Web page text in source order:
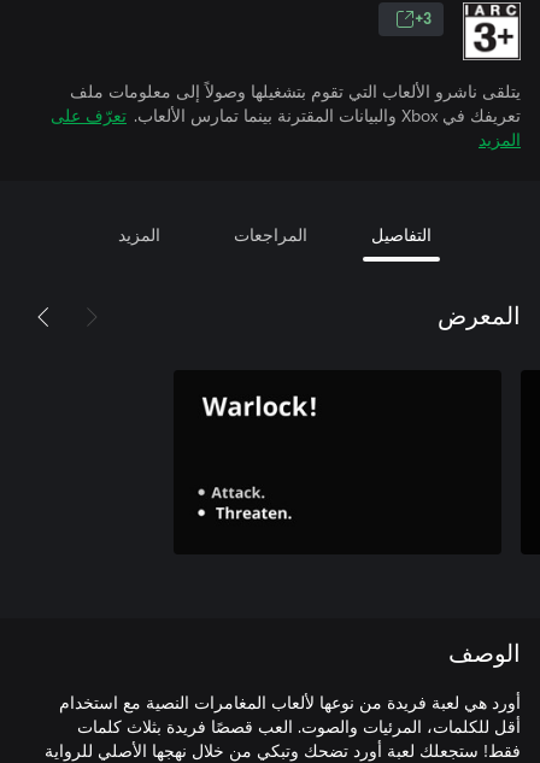
3+
يتلقى ناشرو الألعاب التي تقوم بتشغيلها وصولاً إلى معلومات ملف
تعريفك في Xbox والبيانات المقترنة بينما تمارس الألعاب.
تعرّف على
المزيد
التفاصيل المراجعات المزيد
المعرض
الوصف
أورد هي لعبة فريدة من نوعها لألعاب المغامرات النصية مع استخدام
أقل للكلمات، المرئيات والصوت. العب قصصًا فريدة بثلاث كلمات
فقط! ستجعلك لعبة أورد تضحك وتبكي من خلال نهجها الأصلي للرواية